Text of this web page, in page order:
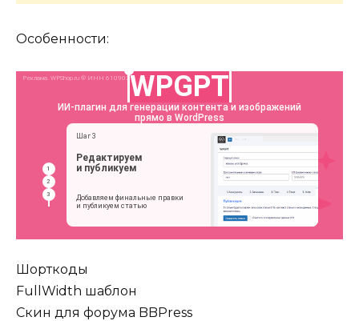
Особенности:
Шорткоды
FullWidth шаблон
Скин для форума BBPress